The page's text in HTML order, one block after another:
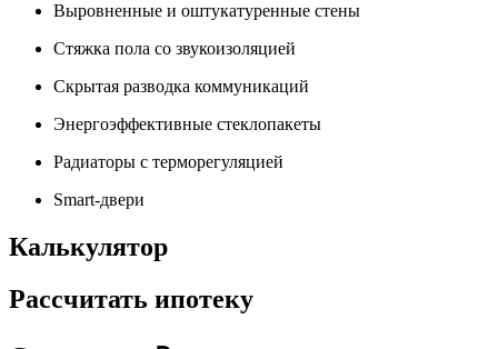
Выровненные и оштукатуренные стены
Стяжка пола со звукоизоляцией
Скрытая разводка коммуникаций
Энергоэффективные стеклопакеты
Радиаторы с терморегуляцией
Smart-двери
Калькулятор
Рассчитать ипотеку